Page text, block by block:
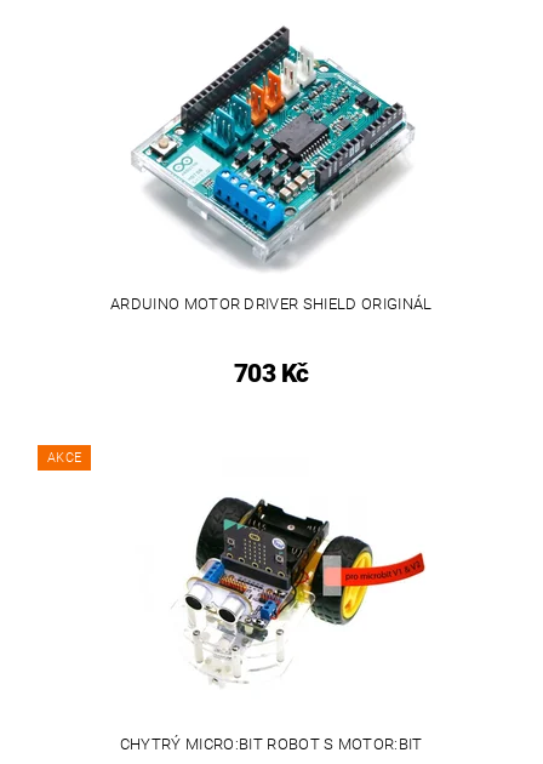
ARDUINO MOTOR DRIVER SHIELD ORIGINÁL
703 Kč
AKCE
CHYTRÝ MICRO:BIT ROBOT S MOTOR:BIT